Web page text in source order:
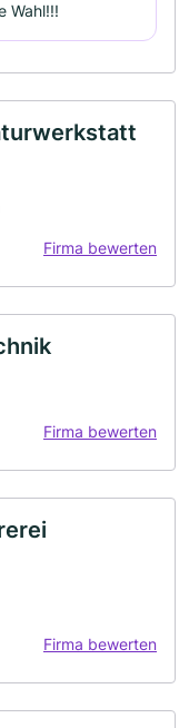
Wahl!!!
Firma bewerten
Firma bewerten
Firma bewerten